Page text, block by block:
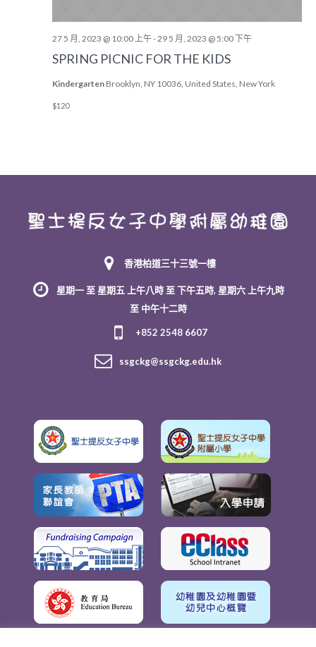
27 5 月, 2023 @ 10:00 上午-29 5 月, 2023 @ 5:00 下午
SPRING PICNIC FOR THE KIDS
Kindergarten Brooklyn, NY 10036, United States, New York
$120
香港柏道三十三號一樓
星期一 至 星期五 上午八時 至 下午五時, 星期六 上午九時
至 中午十二時
+852 2548 6607
ssgckg@ssgckg.edu.hk